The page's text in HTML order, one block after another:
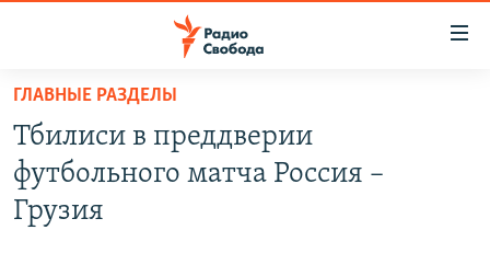
упрощенного
доступа
Вернуться
основному
ПРОГРАММЫ
ПОДКАСТЫ
АВТОРСКИЕ ПРОЕКТЫ
ГЛАВНЫЕ РАЗДЕЛЫ
Тбилиси в преддверии
футбольного матча Россия –
Грузия